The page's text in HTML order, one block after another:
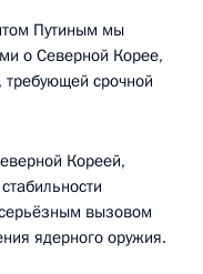
Путиным мы
о Северной Корее,
требующей срочной
Кореей,
вызовом
ядерного оружия.